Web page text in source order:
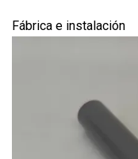
Fábrica e instalación